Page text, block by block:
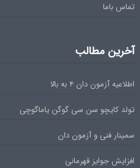
تماس باما
آخرین مطالب
اطلاعیه آزمون دان ۴ به بالا
تولد کایچو سن سی گوگن یاماگوچی
سمینار فنی و آزمون دان
افزایش جوایز قهرمانی